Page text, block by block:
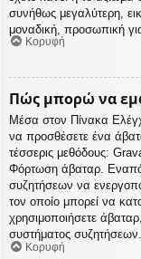
συνήθως μεγαλύτερη,
μοναδική, προσωπική
Κορυφή
Πώς μπορώ να
Μέσα στον Πίνακα
να προσθέσετε ένα
τέσσερις μεθόδους:
Φόρτωση άβαταρ.
συζητήσεων να
τον οποίο μπορεί να
χρησιμοποιήσετε
συστήματος συζητήσεων.
Κορυφή